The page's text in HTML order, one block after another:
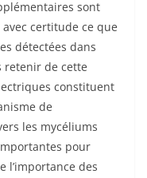
sont
certitude ce que
détectées dans
retenir de cette
constituent
de
les mycéliums
pour
l’importance des